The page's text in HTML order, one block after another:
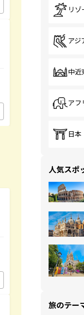
リゾ
アジ
中近
アフ
日本
人気スポ
旅のテー